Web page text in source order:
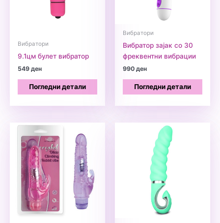
Вибратори
9.1цм булет вибратор
549ден
Погледни детали
Вибратори
Вибратор зајак со 30
фреквентни вибрации
990ден
Погледни детали